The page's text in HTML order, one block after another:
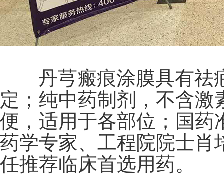
丹芎瘢痕涂膜具有祛
定；纯中药制剂，不含
便，适用于各部位；国药
药学专家、工程院院士肖
任推荐临床首选用药。